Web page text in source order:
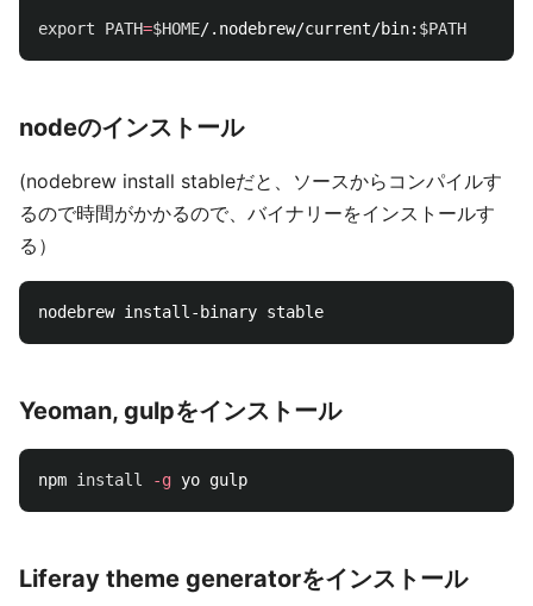
export PATH=$HOME/.nodebrew/current/bin: $PATH
nodeのインストール
(nodebrew install stableだと、ソースからコンパイルす
るので時間がかかるので、バイナリーをインストールす
る）
Yeoman, gulpをインストール
npm install -g
Liferay theme generatorをインストール